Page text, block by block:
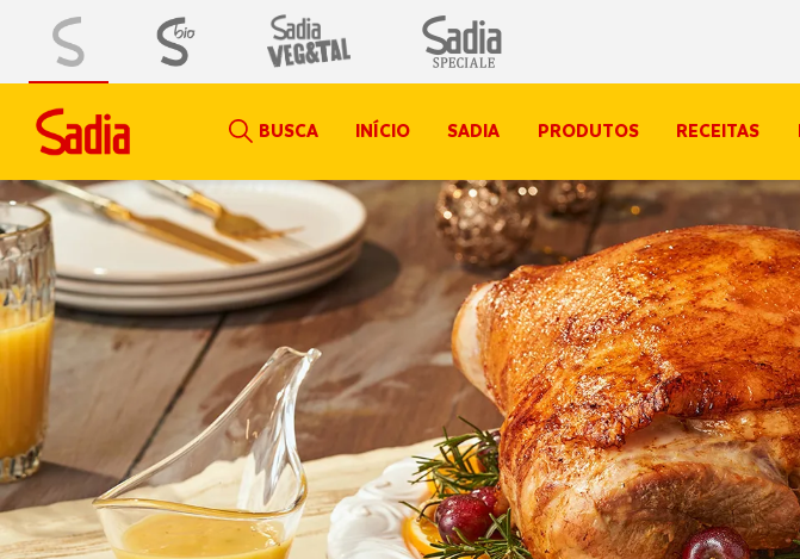
BUSCA INÍCIO SADIA PRODUTOS RECEITAS